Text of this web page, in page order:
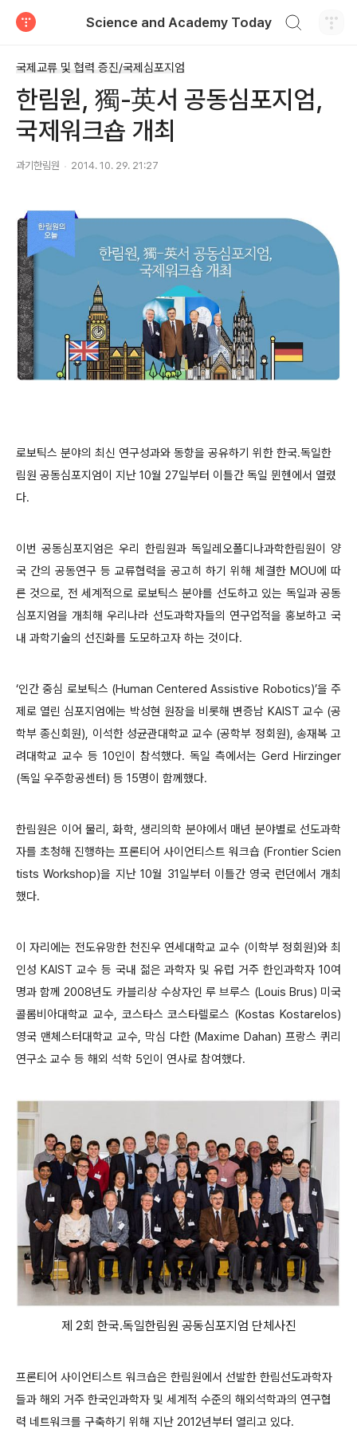
Science and Academy Today
국제교류 및 협력 증진/국제심포지엄
한림원, 獨-英서 공동심포지엄,
국제워크숍 개최
과기한림원 2014. 10. 29. 21:27
로보틱스 분야의 최신 연구성과와 동향을 공유하기 위한 한국.독일한
림원 공동심포지엄이 지난 10월 27일부터 이틀간 독일 뮌헨에서 열렸
다.
이번 공동심포지엄은 우리 한림원과 독일레오폴디나과학한림원이 양
국 간의 공동연구 등 교류협력을 공고히 하기 위해 체결한 MOU에 따
른 것으로, 전 세계적으로 로보틱스 분야를 선도하고 있는 독일과 공동
심포지엄을 개최해 우리나라 선도과학자들의 연구업적을 홍보하고 국
내 과학기술의 선진화를 도모하고자 하는 것이다.
‘인간 중심 로보틱스 (Human Centered Assistive Robotics)’을 주
제로 열린 심포지엄에는 박성현 원장을 비롯해 변증남 KAIST 교수 (공
학부 종신회원), 이석한 성균관대학교 교수 (공학부 정회원), 송재복 고
려대학교 교수 등 10인이 참석했다. 독일 측에서는 Gerd Hirzinger
(독일 우주항공센터) 등 15명이 함께했다.
한림원은 이어 물리, 화학, 생리의학 분야에서 매년 분야별로 선도과학
자를 초청해 진행하는 프론티어 사이언티스트 워크숍 (Frontier Scien
tists Workshop)을 지난 10월 31일부터 이틀간 영국 런던에서 개최
했다.
이 자리에는 전도유망한 천진우 연세대학교 교수 (이학부 정회원)와 최
인성 KAIST 교수 등 국내 젊은 과학자 및 유럽 거주 한인과학자 10여
명과 함께 2008년도 카블리상 수상자인 루 브루스 (Louis Brus) 미국
콜롬비아대학교 교수, 코스타스 코스타렐로스 (Kostas Kostarelos)
영국 맨체스터대학교 교수, 막심 다한 (Maxime Dahan) 프랑스 퀴리
연구소 교수 등 해외 석학 5인이 연사로 참여했다.
제 2회 한국.독일한림원 공동심포지엄 단체사진
프론티어 사이언티스트 워크숍은 한림원에서 선발한 한림선도과학자
들과 해외 거주 한국인과학자 및 세계적 수준의 해외석학과의 연구협
력 네트워크를 구축하기 위해 지난 2012년부터 열리고 있다.